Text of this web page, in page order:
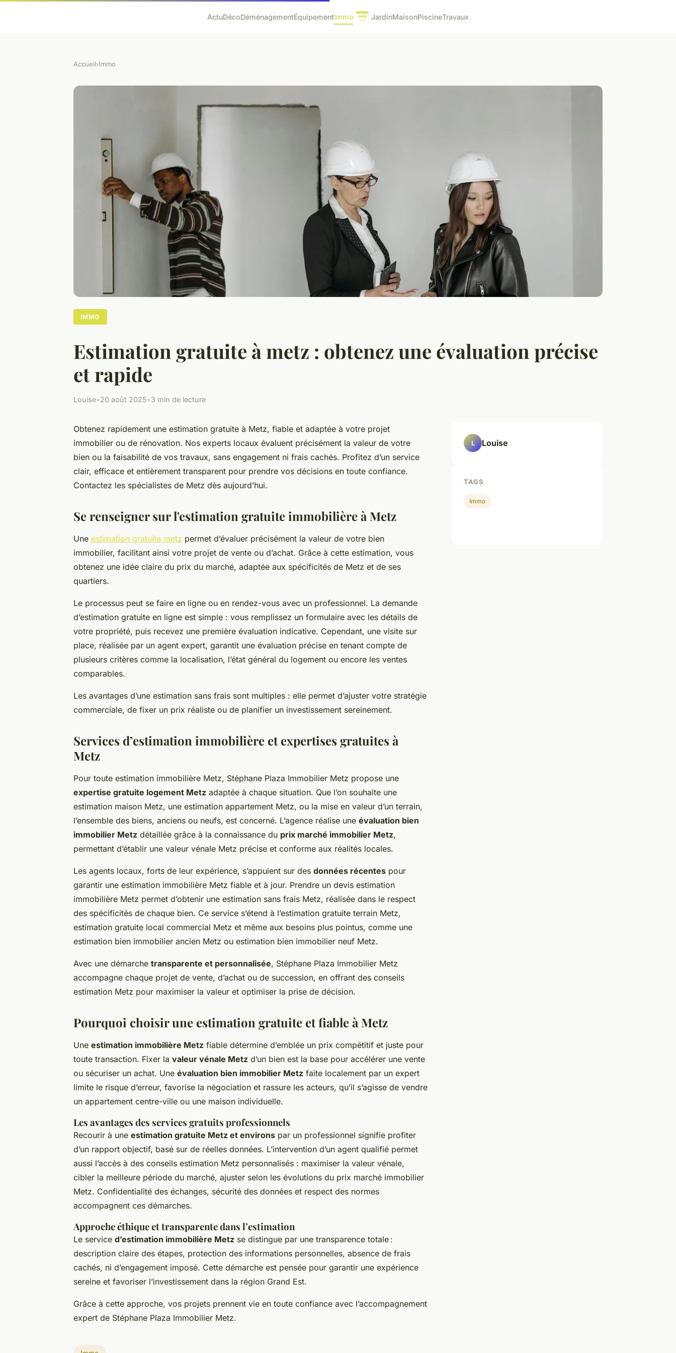
ActuDécoDéménagementÉquipementImmo JardinMaisonPiscineTravaux
Accueil›Immo
IMMO
Estimation gratuite à metz : obtenez une évaluation précise
et rapide
Louise•20 août 2025•3 min de lecture
Obtenez rapidement une estimation gratuite à Metz, fiable et adaptée à votre projet
immobilier ou de rénovation. Nos experts locaux évaluent précisément la valeur de votre
bien ou la faisabilité de vos travaux, sans engagement ni frais cachés. Profitez d’un service
clair, efficace et entièrement transparent pour prendre vos décisions en toute confiance.
Contactez les spécialistes de Metz dès aujourd’hui.
Se renseigner sur l'estimation gratuite immobilière à Metz
Une estimation gratuite metz permet d’évaluer précisément la valeur de votre bien
immobilier, facilitant ainsi votre projet de vente ou d’achat. Grâce à cette estimation, vous
obtenez une idée claire du prix du marché, adaptée aux spécificités de Metz et de ses
quartiers.
Le processus peut se faire en ligne ou en rendez-vous avec un professionnel. La demande
d’estimation gratuite en ligne est simple : vous remplissez un formulaire avec les détails de
votre propriété, puis recevez une première évaluation indicative. Cependant, une visite sur
place, réalisée par un agent expert, garantit une évaluation précise en tenant compte de
plusieurs critères comme la localisation, l’état général du logement ou encore les ventes
comparables.
Les avantages d’une estimation sans frais sont multiples : elle permet d’ajuster votre stratégie
commerciale, de fixer un prix réaliste ou de planifier un investissement sereinement.
Services d’estimation immobilière et expertises gratuites à
Metz
Pour toute estimation immobilière Metz, Stéphane Plaza Immobilier Metz propose une
expertise gratuite logement Metz adaptée à chaque situation. Que l’on souhaite une
estimation maison Metz, une estimation appartement Metz, ou la mise en valeur d’un terrain,
l’ensemble des biens, anciens ou neufs, est concerné. L’agence réalise une évaluation bien
immobilier Metz détaillée grâce à la connaissance du prix marché immobilier Metz,
permettant d’établir une valeur vénale Metz précise et conforme aux réalités locales.
Les agents locaux, forts de leur expérience, s’appuient sur des données récentes pour
garantir une estimation immobilière Metz fiable et à jour. Prendre un devis estimation
immobilière Metz permet d’obtenir une estimation sans frais Metz, réalisée dans le respect
des spécificités de chaque bien. Ce service s’étend à l’estimation gratuite terrain Metz,
estimation gratuite local commercial Metz et même aux besoins plus pointus, comme une
estimation bien immobilier ancien Metz ou estimation bien immobilier neuf Metz.
Avec une démarche transparente et personnalisée, Stéphane Plaza Immobilier Metz
accompagne chaque projet de vente, d’achat ou de succession, en offrant des conseils
estimation Metz pour maximiser la valeur et optimiser la prise de décision.
Pourquoi choisir une estimation gratuite et fiable à Metz
Une estimation immobilière Metz fiable détermine d’emblée un prix compétitif et juste pour
toute transaction. Fixer la valeur vénale Metz d’un bien est la base pour accélérer une vente
ou sécuriser un achat. Une évaluation bien immobilier Metz faite localement par un expert
limite le risque d’erreur, favorise la négociation et rassure les acteurs, qu’il s’agisse de vendre
un appartement centre-ville ou une maison individuelle.
Les avantages des services gratuits professionnels
Recourir à une estimation gratuite Metz et environs par un professionnel signifie profiter
d’un rapport objectif, basé sur de réelles données. L’intervention d’un agent qualifié permet
aussi l’accès à des conseils estimation Metz personnalisés : maximiser la valeur vénale,
cibler la meilleure période du marché, ajuster selon les évolutions du prix marché immobilier
Metz. Confidentialité des échanges, sécurité des données et respect des normes
accompagnent ces démarches.
Approche éthique et transparente dans l’estimation
Le service d’estimation immobilière Metz se distingue par une transparence totale :
description claire des étapes, protection des informations personnelles, absence de frais
cachés, ni d’engagement imposé. Cette démarche est pensée pour garantir une expérience
sereine et favoriser l’investissement dans la région Grand Est.
Grâce à cette approche, vos projets prennent vie en toute confiance avec l’accompagnement
expert de Stéphane Plaza Immobilier Metz.
L Louise
TAGS
Immo